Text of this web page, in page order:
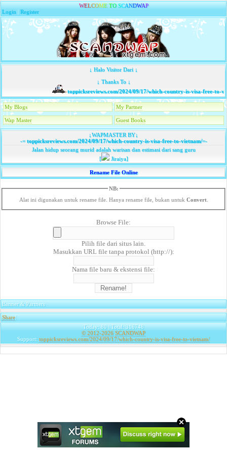
WELCOME TO SCANDWAP
Login |Register
↓ Halo Visitor Dari ↓
↓ Thanks To ↓
toppicksreviews.com/2024/09/17/which-country-is-visa-free-to-
My Blogs My Partner
Wap Master Guest Books
↓WAPMASTER BY↓
-=toppicksreviews.com/2024/09/17/which-country-is-visa-free-to-vietnam/=-
Jalan hidup seorang murid adalah warisan dan estimasi dari sang guru
[
Jiraiya]
Rename File Online
NB:
Alat ini digunakan untuk rename file. Hanya rename file, bukan untuk Convert.
Browse File:
Pilih file dari situs lain.
Masukkan URL file tanpa protokol (http://):
Nama file baru & ekstensi file:
Banner & Partners
Share|
Today: 80 | Total: 316748
© 2012-2026 SCANDWAP
Support: toppicksreviews.com/2024/09/17/which-country-is-visa-free-to-vietnam/